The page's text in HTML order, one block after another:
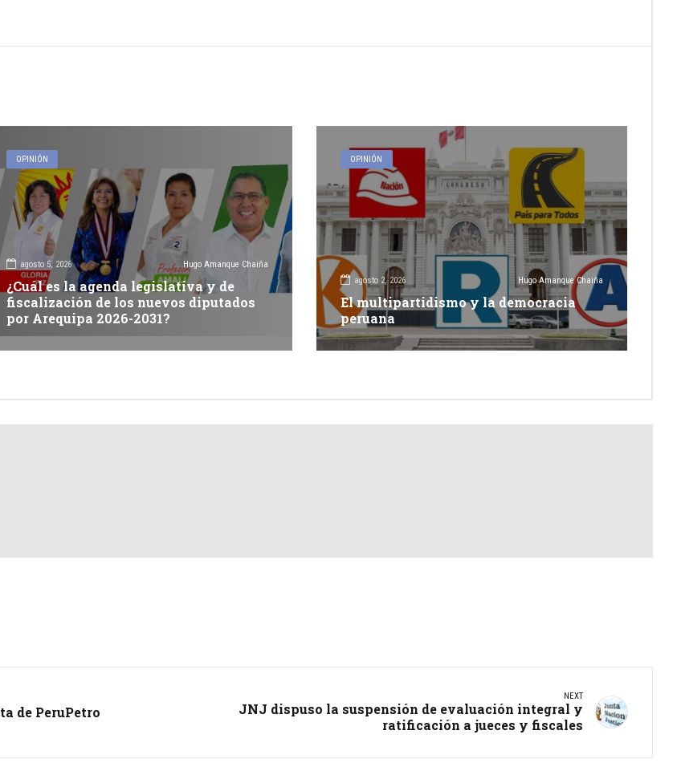
OPINIÓN
agosto 5, 2026 Hugo Amanque Chaiña
¿Cuál es la agenda legislativa y de
fiscalización de los nuevos diputados
por Arequipa 2026-2031?
OPINIÓN
agosto 2, 2026 Hugo Amanque Chaiña
El multipartidismo y la democracia
peruana
de PeruPetro
NEXT
JNJ dispuso la suspensión de evaluación integral y
ratificación a jueces y fiscales